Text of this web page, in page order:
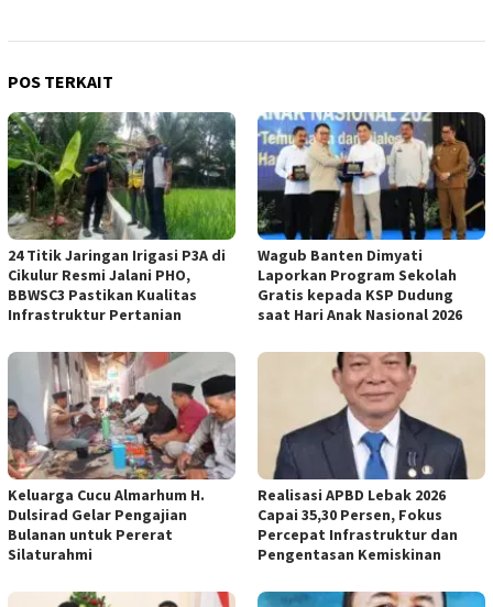
POS TERKAIT
24 Titik Jaringan Irigasi P3A di
Cikulur Resmi Jalani PHO,
BBWSC3 Pastikan Kualitas
Infrastruktur Pertanian
Wagub Banten Dimyati
Laporkan Program Sekolah
Gratis kepada KSP Dudung
saat Hari Anak Nasional 2026
Keluarga Cucu Almarhum H.
Dulsirad Gelar Pengajian
Bulanan untuk Pererat
Silaturahmi
Realisasi APBD Lebak 2026
Capai 35,30 Persen, Fokus
Percepat Infrastruktur dan
Pengentasan Kemiskinan